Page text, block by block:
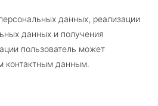
данных, реализации
данных и получения
пользователь может
контактным данным.